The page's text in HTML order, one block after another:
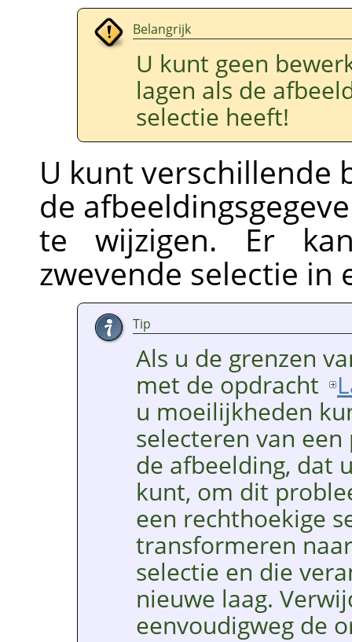
Belangrijk
U kunt geen
lagen als de
selectie heeft!
U kunt verschillende
de
te wijzigen. Er
zwevende selectie in
Tip
Als u de grenzen
met de opdracht
u moeilijkheden
selecteren van
de afbeelding, dat
kunt, om dit
een rechthoekige
transformeren
selectie en die
nieuwe laag.
eenvoudigweg de